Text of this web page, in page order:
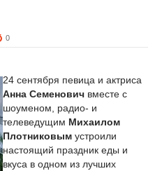
0
24 сентября певица и актриса
Анна Семенович вместе с
шоуменом, радио- и
телеведущим Михаилом
Плотниковым устроили
настоящий праздник еды и
вкуса в одном из лучших